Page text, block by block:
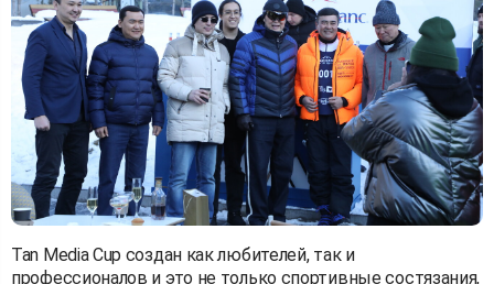
Tan Media Cup создан как любителей, так и
профессионалов и это не только спортивные состязания,